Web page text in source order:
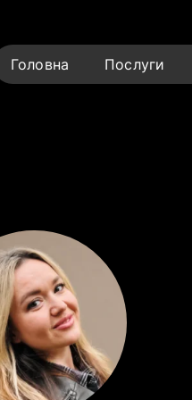
Головна Послуги